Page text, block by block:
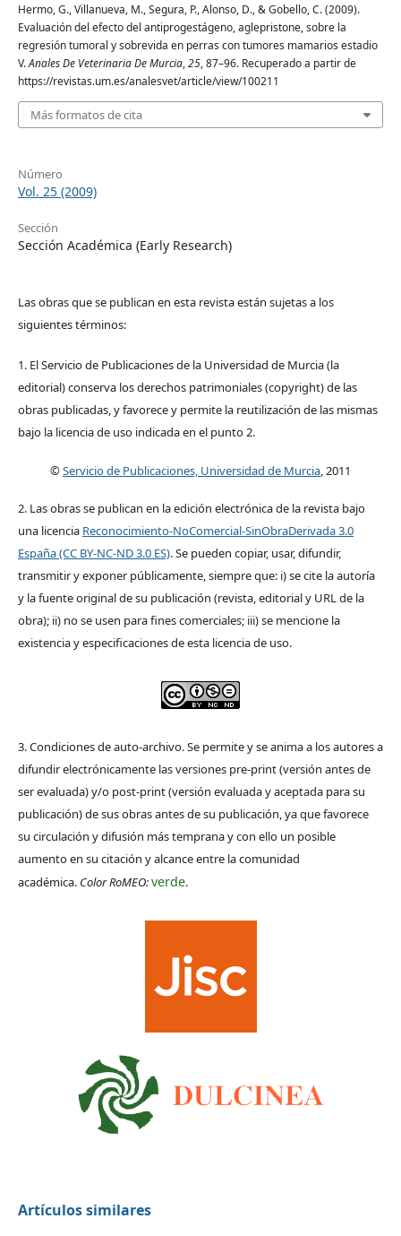
Hermo, G., Villanueva, M., Segura, P., Alonso, D., & Gobello, C. (2009).
Evaluación del efecto del antiprogestágeno, aglepristone, sobre la
regresión tumoral y sobrevida en perras con tumores mamarios estadio
V.Anales De Veterinaria De Murcia,25, 87–96. Recuperado a partir de
https://revistas.um.es/analesvet/article/view/100211
Más formatos de cita
Número
Vol. 25 (2009)
Sección
Sección Académica (Early Research)
Las obras que se publican en esta revista están sujetas a los
siguientes términos:
1. El Servicio de Publicaciones de la Universidad de Murcia (la
editorial) conserva los derechos patrimoniales (copyright) de las
obras publicadas, y favorece y permite la reutilización de las mismas
bajo la licencia de uso indicada en el punto 2.
©Servicio de Publicaciones, Universidad de Murcia, 2011
2. Las obras se publican en la edición electrónica de la revista bajo
una licencia Reconocimiento-NoComercial-SinObraDerivada 3.0
España (CC BY-NC-ND 3.0 ES). Se pueden copiar, usar, difundir,
transmitir y exponer públicamente, siempre que: i) se cite la autoría
y la fuente original de su publicación (revista, editorial y URL de la
obra); ii) no se usen para fines comerciales; iii) se mencione la
existencia y especificaciones de esta licencia de uso.
3. Condiciones de auto-archivo. Se permite y se anima a los autores a
difundir electrónicamente las versiones pre-print (versión antes de
ser evaluada) y/o post-print (versión evaluada y aceptada para su
publicación) de sus obras antes de su publicación, ya que favorece
su circulación y difusión más temprana y con ello un posible
aumento en su citación y alcance entre la comunidad
académica. Color RoMEO:verde.
Artículos similares